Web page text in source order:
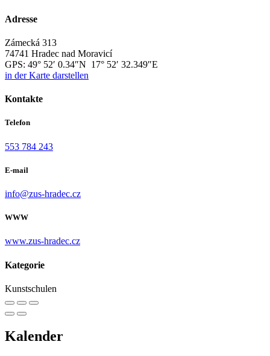
Adresse
Zámecká 313
74741 Hradec nad Moravicí
GPS: 49° 52′ 0.34″N 17° 52′ 32.349″E
in der Karte darstellen
Kontakte
Telefon
553 784 243
E-mail
info@zus-hradec.cz
WWW
www.zus-hradec.cz
Kategorie
Kunstschulen
Kalender